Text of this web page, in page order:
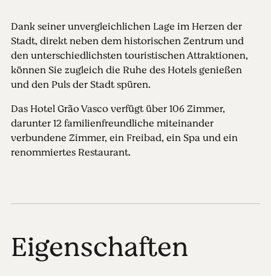
Dank seiner unvergleichlichen Lage im Herzen der
Stadt, direkt neben dem historischen Zentrum und
den unterschiedlichsten touristischen Attraktionen,
können Sie zugleich die Ruhe des Hotels genießen
und den Puls der Stadt spüren.
Das Hotel Grão Vasco verfügt über 106 Zimmer,
darunter 12 familienfreundliche miteinander
verbundene Zimmer, ein Freibad, ein Spa und ein
renommiertes Restaurant.
Eigenschaften